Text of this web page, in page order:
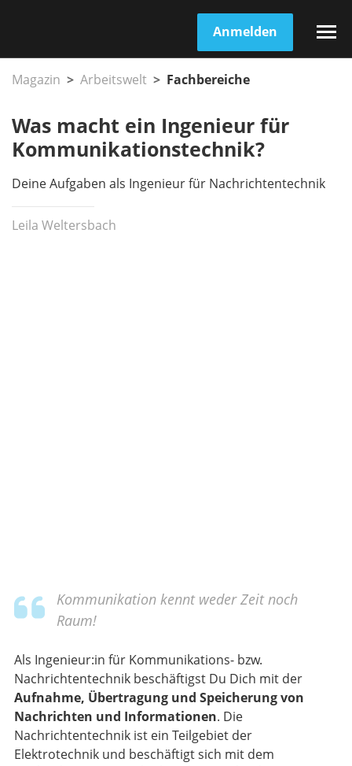
Anmelden
Magazin Arbeitswelt Fachbereiche
Was macht ein Ingenieur für
Kommunikationstechnik?
Deine Aufgaben als Ingenieur für Nachrichtentechnik
Leila Weltersbach
Kommunikation kennt weder Zeit noch
Raum!
Als Ingenieur:in für Kommunikations- bzw.
Nachrichtentechnik beschäftigst Du Dich mit der
Aufnahme, Übertragung und Speicherung von
Nachrichten und Informationen. Die
Nachrichtentechnik ist ein Teilgebiet der
Elektrotechnik und beschäftigt sich mit dem